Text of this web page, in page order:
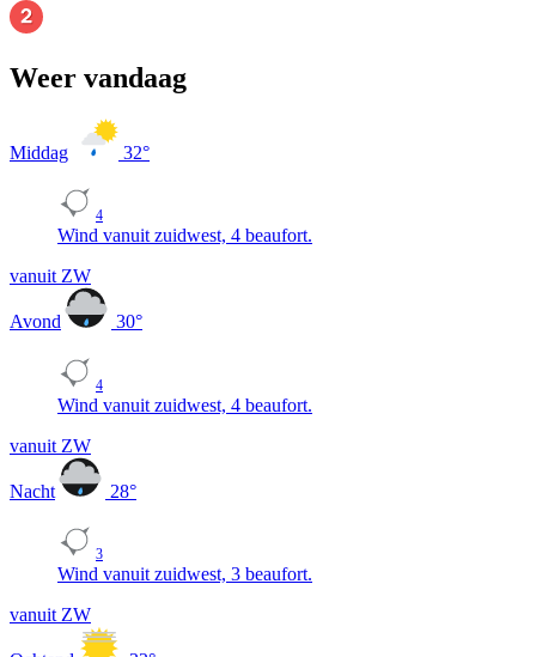
Weer vandaag
Middag 32°
4
Wind vanuit zuidwest, 4 beaufort.
vanuit ZW
Avond 30°
4
Wind vanuit zuidwest, 4 beaufort.
vanuit ZW
Nacht 28°
3
Wind vanuit zuidwest, 3 beaufort.
vanuit ZW